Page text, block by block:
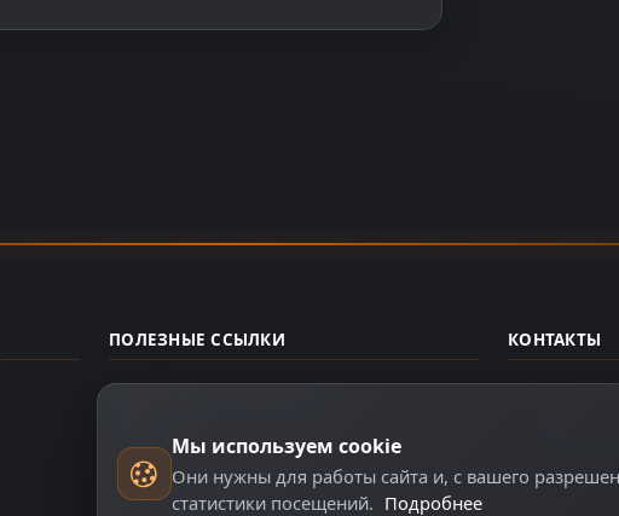
ПОЛЕЗНЫЕ ССЫЛКИ
Управление аккаунтом
КОНТАКТЫ
Мы используем cookie
Они нужны для работы сайта и, с вашего
статистики посещений. Подробнее